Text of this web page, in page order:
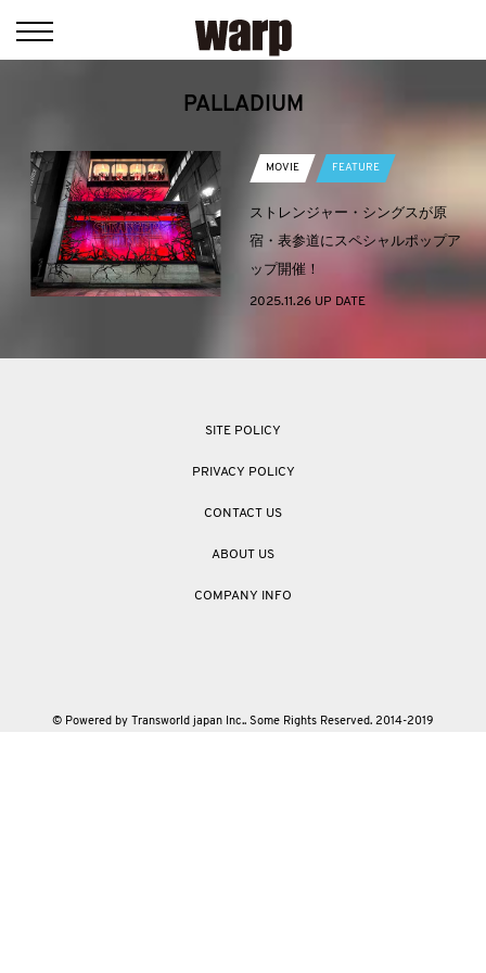
PALLADIUM
MOVIE FEATURE
ストレンジャー・シングスが原
宿・表参道にスペシャルポップア
ップ開催！
2025.11.26 UP DATE
SITE POLICY
PRIVACY POLICY
CONTACT US
ABOUT US
COMPANY INFO
© Powered by Transworld japan Inc.. Some Rights Reserved. 2014-2019